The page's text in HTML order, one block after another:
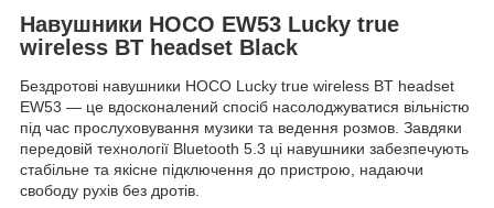
Навушники HOCO EW53 Lucky true
wireless BT headset Black
Бездротові навушники HOCO Lucky true wireless BT headset
EW53 — це вдосконалений спосіб насолоджуватися вільністю
під час прослуховування музики та ведення розмов. Завдяки
передовій технології Bluetooth 5.3 ці навушники забезпечують
стабільне та якісне підключення до пристрою, надаючи
свободу рухів без дротів.